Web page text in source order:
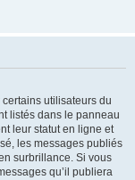
utilisateurs du
listés dans le panneau
leur statut en ligne et
les messages publiés
surbrillance. Si vous
qu’il publiera